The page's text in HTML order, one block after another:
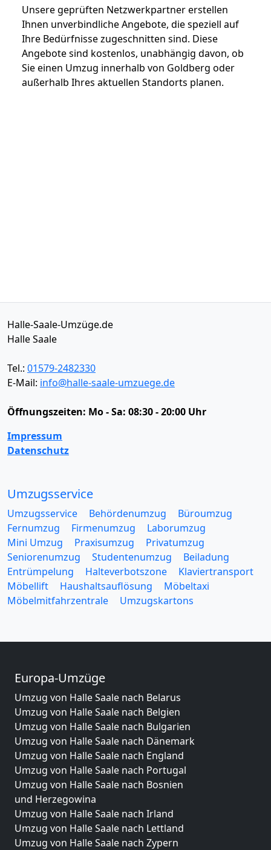
Unsere geprüften Netzwerkpartner erstellen
Ihnen unverbindliche Angebote, die speziell auf
Ihre Bedürfnisse zugeschnitten sind. Diese
Angebote sind kostenlos, unabhängig davon, ob
Sie einen Umzug innerhalb von Goldberg oder
außerhalb Ihres aktuellen Standorts planen.
Halle-Saale-Umzüge.de
Halle Saale
Tel.: 01579-2482330
E-Mail: info@halle-saale-umzuege.de
Öffnungszeiten: Mo - Sa: 08:30 - 20:00 Uhr
Impressum
Datenschutz
Umzugsservice
Umzugsservice Behördenumzug
Büroumzug
Fernumzug
Firmenumzug
Laborumzug
Mini Umzug
Praxisumzug
Privatumzug
Seniorenumzug
Studentenumzug
Beiladung
Entrümpelung
Halteverbotszone
Klaviertransport
Möbellift
Haushaltsauflösung
Möbeltaxi
Möbelmitfahrzentrale
Umzugskartons
Europa-Umzüge
Umzug von Halle Saale nach Belarus
Umzug von Halle Saale nach Belgien
Umzug von Halle Saale nach Bulgarien
Umzug von Halle Saale nach Dänemark
Umzug von Halle Saale nach England
Umzug von Halle Saale nach Portugal
Umzug von Halle Saale nach Bosnien
und Herzegowina
Umzug von Halle Saale nach Irland
Umzug von Halle Saale nach Lettland
Umzug von Halle Saale nach Zypern